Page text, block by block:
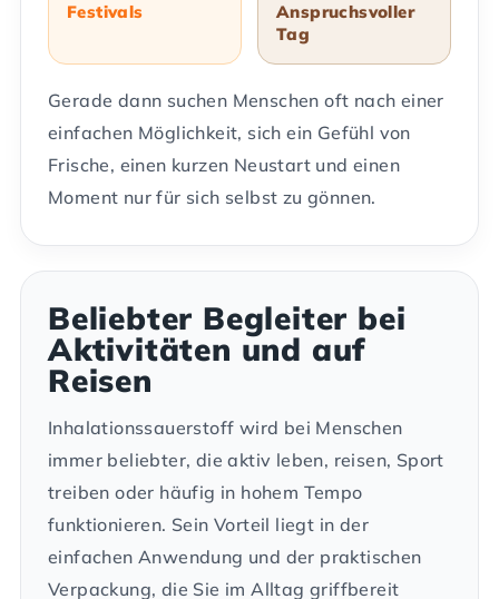
Festivals
Anspruchsvoller
Tag
Gerade dann suchen Menschen oft nach einer
einfachen Möglichkeit, sich ein Gefühl von
Frische, einen kurzen Neustart und einen
Moment nur für sich selbst zu gönnen.
Beliebter Begleiter bei
Aktivitäten und auf
Reisen
Inhalationssauerstoff wird bei Menschen
immer beliebter, die aktiv leben, reisen, Sport
treiben oder häufig in hohem Tempo
funktionieren. Sein Vorteil liegt in der
einfachen Anwendung und der praktischen
Verpackung, die Sie im Alltag griffbereit